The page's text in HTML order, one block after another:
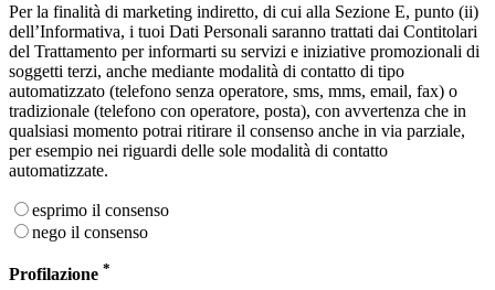
Per la finalità di marketing indiretto, di cui alla Sezione E, punto (ii)
dell’Informativa, i tuoi Dati Personali saranno trattati dai Contitolari
del Trattamento per informarti su servizi e iniziative promozionali di
soggetti terzi, anche mediante modalità di contatto di tipo
automatizzato (telefono senza operatore, sms, mms, email, fax) o
tradizionale (telefono con operatore, posta), con avvertenza che in
qualsiasi momento potrai ritirare il consenso anche in via parziale,
per esempio nei riguardi delle sole modalità di contatto
automatizzate.
esprimo il consenso
nego il consenso
Profilazione *